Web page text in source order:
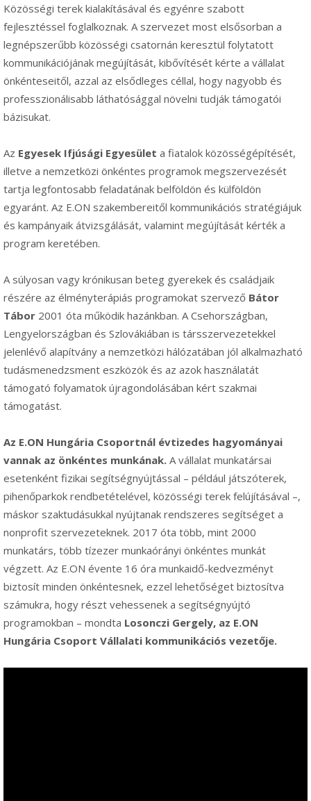
Közösségi terek kialakításával és egyénre szabott
fejlesztéssel foglalkoznak. A szervezet most elsősorban a
legnépszerűbb közösségi csatornán keresztül folytatott
kommunikációjának megújítását, kibővítését kérte a vállalat
önkénteseitől, azzal az elsődleges céllal, hogy nagyobb és
professzionálisabb láthatósággal növelni tudják támogatói
bázisukat.
Az Egyesek Ifjúsági Egyesület a fiatalok közösségépítését,
illetve a nemzetközi önkéntes programok megszervezését
tartja legfontosabb feladatának belföldön és külföldön
egyaránt. Az E.ON szakembereitől kommunikációs stratégiájuk
és kampányaik átvizsgálását, valamint megújítását kérték a
program keretében.
A súlyosan vagy krónikusan beteg gyerekek és családjaik
részére az élményterápiás programokat szervező Bátor
Tábor 2001 óta működik hazánkban. A Csehországban,
Lengyelországban és Szlovákiában is társszervezetekkel
jelenlévő alapítvány a nemzetközi hálózatában jól alkalmazható
tudásmenedzsment eszközök és az azok használatát
támogató folyamatok újragondolásában kért szakmai
támogatást.
Az E.ON Hungária Csoportnál évtizedes hagyományai
vannak az önkéntes munkának. A vállalat munkatársai
esetenként fizikai segítségnyújtással – például játszóterek,
pihenőparkok rendbetételével, közösségi terek felújításával –,
máskor szaktudásukkal nyújtanak rendszeres segítséget a
nonprofit szervezeteknek. 2017 óta több, mint 2000
munkatárs, több tízezer munkaórányi önkéntes munkát
végzett. Az E.ON évente 16 óra munkaidő-kedvezményt
biztosít minden önkéntesnek, ezzel lehetőséget biztosítva
számukra, hogy részt vehessenek a segítségnyújtó
programokban – mondta Losonczi Gergely, az E.ON
Hungária Csoport Vállalati kommunikációs vezetője.